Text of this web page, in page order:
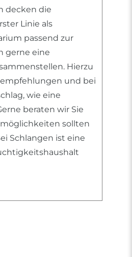
decken die
Linie als
passend zur
gerne eine
Hierzu
und bei
wie eine
beraten wir Sie
sollten
Schlangen ist eine